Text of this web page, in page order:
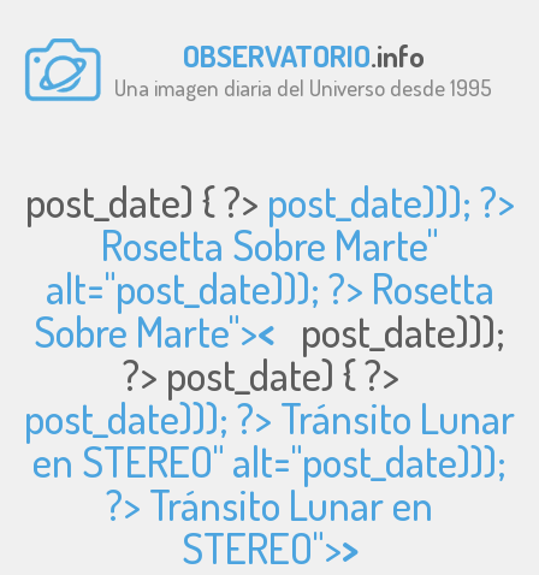
OBSERVATORIO.info
Una imagen diaria del Universo desde 1995
post_date) { ?> post_date))); ?>
Rosetta Sobre Marte"
alt="post_date))); ?> Rosetta
Sobre Marte">< post_date)));
?> post_date) { ?>
post_date))); ?> Tránsito Lunar
en STEREO" alt="post_date)));
?> Tránsito Lunar en
STEREO">>